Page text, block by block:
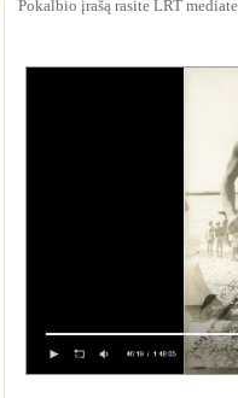
Pokalbio įrašą rasite LRT